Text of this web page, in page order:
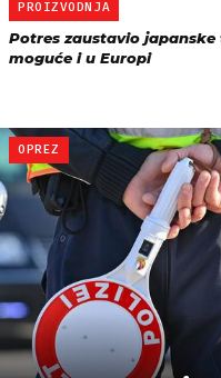
PROIZVODNJA
Potres zaustavio
moguće i u Europi
OPREZ